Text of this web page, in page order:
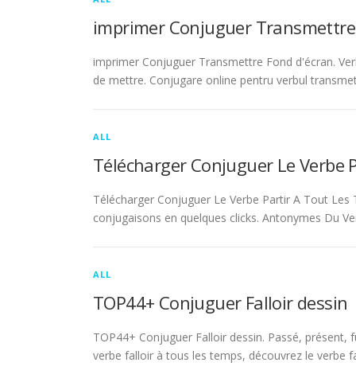
imprimer Conjuguer
imprimer Conjuguer Transmettre Fond d'écran.
de mettre. Conjugare online pentru verbul
ALL
Télécharger Conjuguer Le Verbe
Télécharger Conjuguer Le Verbe Partir A Tout
conjugaisons en quelques clicks. Antonymes Du
ALL
TOP44+ Conjuguer Falloir dessin
TOP44+ Conjuguer Falloir dessin. Passé,
verbe falloir à tous les temps, découvrez le verbe